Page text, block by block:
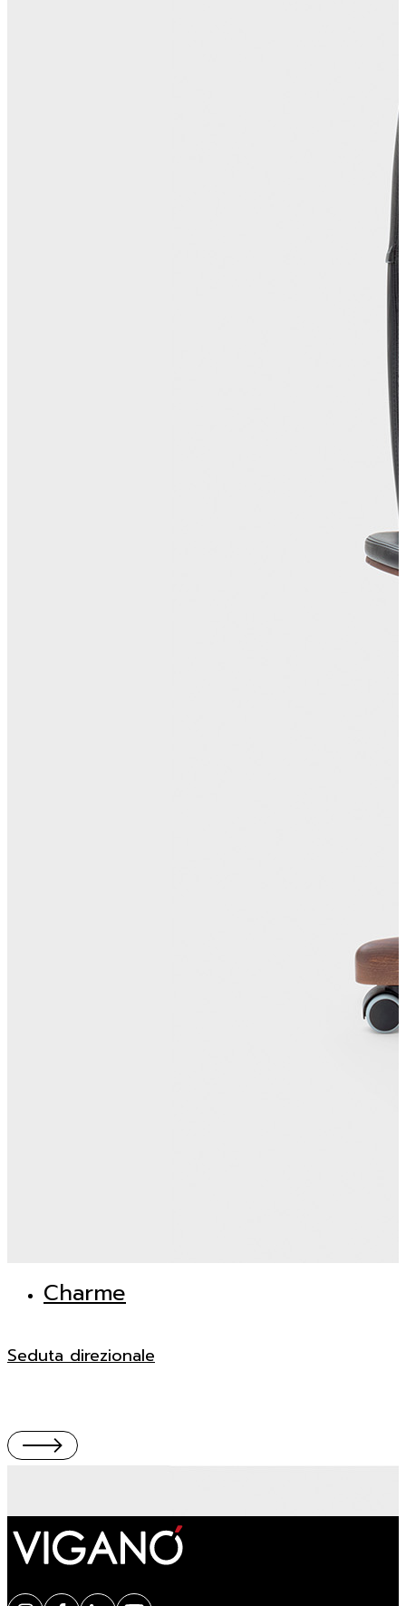
Charme
Seduta direzionale